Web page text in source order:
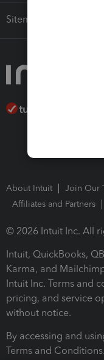
Sitemap
About Intuit Join Our
Affiliates and Partners
© 2026 Intuit Inc. All
Intuit, QuickBooks,
Karma, and
Intuit Inc. Terms and
pricing, and service
without notice.
By accessing and
Terms and Conditions.